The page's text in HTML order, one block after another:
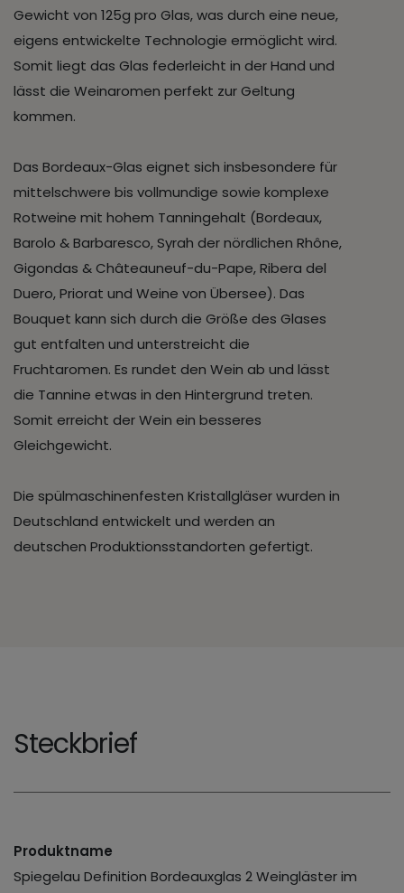
Gewicht von 125g pro Glas, was durch eine neue,
eigens entwickelte Technologie ermöglicht wird.
Somit liegt das Glas federleicht in der Hand und
lässt die Weinaromen perfekt zur Geltung
kommen.
Das Bordeaux-Glas eignet sich insbesondere für
mittelschwere bis vollmundige sowie komplexe
Rotweine mit hohem Tanningehalt (Bordeaux,
Barolo & Barbaresco, Syrah der nördlichen Rhône,
Gigondas & Châteauneuf-du-Pape, Ribera del
Duero, Priorat und Weine von Übersee). Das
Bouquet kann sich durch die Größe des Glases
gut entfalten und unterstreicht die
Fruchtaromen. Es rundet den Wein ab und lässt
die Tannine etwas in den Hintergrund treten.
Somit erreicht der Wein ein besseres
Gleichgewicht.
Die spülmaschinenfesten Kristallgläser wurden in
Deutschland entwickelt und werden an
deutschen Produktionsstandorten gefertigt.
Steckbrief
Produktname
Spiegelau Definition Bordeauxglas 2 Weingläster im